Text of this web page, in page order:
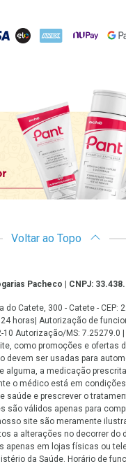
ELO AMEX NuPay
Destaque
Voltar ao Topo
Pacheco | CNPJ:
do Catete, 300 - Catete - CEP:
24 horas| Autorização de
10 Autorização/MS: 7.25279.0
como promoções e ofertas
devem ser usadas para
alguma, a medicação
o médico está em
saúde e prescrever o
são válidos apenas para
site são meramente
a alterações no decorrer do
apenas em lojas físicas ou
da Saúde. Horário de